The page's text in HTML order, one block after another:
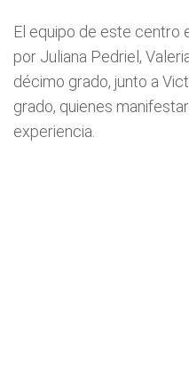
El equipo de este centro
por Juliana Pedriel,
décimo grado, junto a
grado, quienes
experiencia.